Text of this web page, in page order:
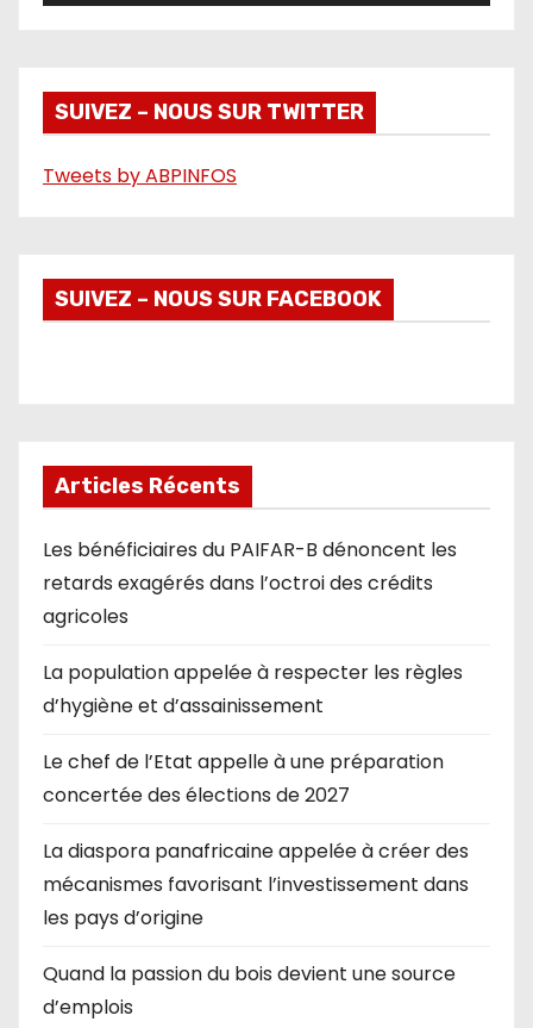
o
SUIVEZ – NOUS SUR TWITTER
Tweets by ABPINFOS
SUIVEZ – NOUS SUR FACEBOOK
Articles Récents
Les bénéficiaires du PAIFAR-B dénoncent les
retards exagérés dans l’octroi des crédits
agricoles
La population appelée à respecter les règles
d’hygiène et d’assainissement
Le chef de l’Etat appelle à une préparation
concertée des élections de 2027
La diaspora panafricaine appelée à créer des
mécanismes favorisant l’investissement dans
les pays d’origine
Quand la passion du bois devient une source
d’emplois